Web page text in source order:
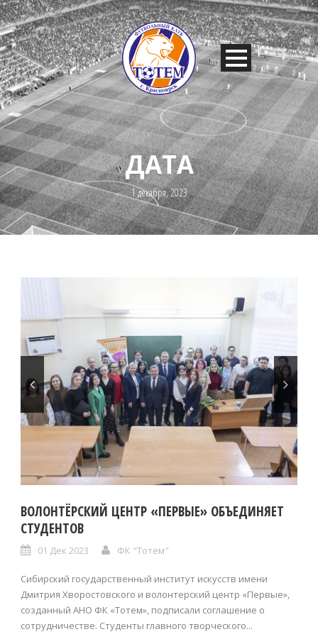
ДАТА
1 декабря, 2023
ВОЛОНТЁРСКИЙ ЦЕНТР «ПЕРВЫЕ» ОБЪЕДИНЯЕТ
СТУДЕНТОВ
01 Дек 2023 ФК "Тотем"
Сибирский государственный институт искусств имени
Дмитрия Хворостовского и волонтерский центр «Первые»,
созданный АНО ФК «Тотем», подписали соглашение о
сотрудничестве. Студенты главного творческого...